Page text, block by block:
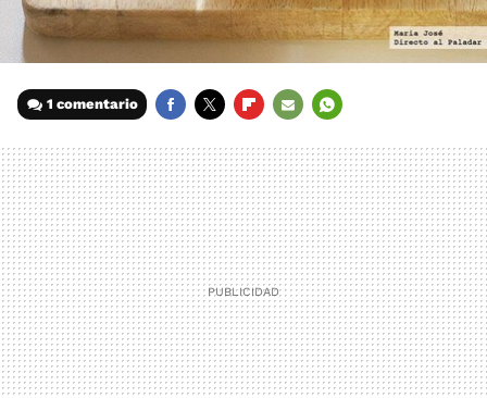
1 comentario
MAIL